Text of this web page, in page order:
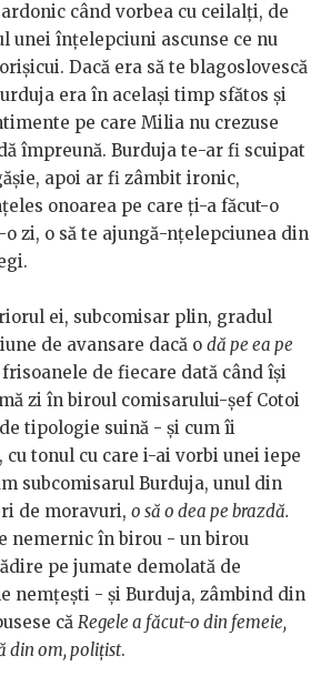
când vorbea cu ceilalți, de
unei înțelepciuni ascunse ce nu
Dacă era să te blagoslovescă
era în același timp sfătos și
pe care Milia nu crezuse
împreună. Burduja te-ar fi scuipat
apoi ar fi zâmbit ironic,
onoarea pe care ți-a făcut-o
zi, o să te ajungă-nțelepciunea din
ei, subcomisar plin, gradul
de avansare dacă o dă pe ea pe
frisoanele de fiecare dată când își
zi în biroul comisarului-șef Cotoi
tipologie suină - și cum îi
cu tonul cu care i-ai vorbi unei iepe
subcomisarul Burduja, unul din
de moravuri, o să o dea pe brazdă.
nemernic în birou - un birou
pe jumate demolată de
nemțești - și Burduja, zâmbind din
că Regele a făcut-o din femeie,
din om, polițist.